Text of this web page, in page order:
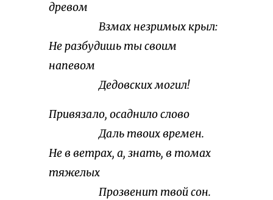
древом
Взмах незримых крыл:
Не разбудишь ты своим
напевом
Дедовских могил!
Привязало, осаднило слово
Даль твоих времен.
Не в ветрах, а, знать, в томах
тяжелых
Прозвенит твой сон.